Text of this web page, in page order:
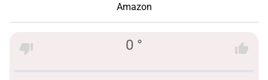
Amazon
0 °